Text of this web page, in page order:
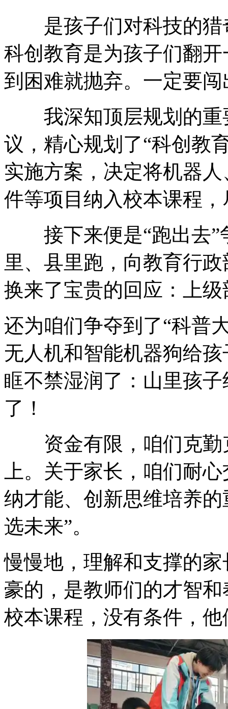
是孩子们对科技的猎
科创教育是为孩子们翻
到困难就抛弃。一定要
我深知顶层规划的重
议，精心规划了“科创教
实施方案，决定将机器
件等项目纳入校本课程
接下来便是“跑出去”
里、县里跑，向教育行
换来了宝贵的回应：上
还为咱们争夺到了“科普
无人机和智能机器狗给
眶不禁湿润了：山里孩
了！
资金有限，咱们克勤
上。关于家长，咱们耐
纳才能、创新思维培养
选未来”。
慢慢地，理解和支撑的
豪的，是教师们的才智
校本课程，没有条件，